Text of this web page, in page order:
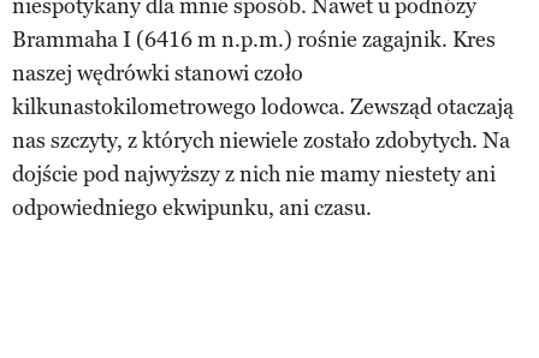
niespotykany dla mnie sposób. Nawet u podnóży
Brammaha I (6416 m n.p.m.) rośnie zagajnik. Kres
naszej wędrówki stanowi czoło
kilkunastokilometrowego lodowca. Zewsząd otaczają
nas szczyty, z których niewiele zostało zdobytych. Na
dojście pod najwyższy z nich nie mamy niestety ani
odpowiedniego ekwipunku, ani czasu.